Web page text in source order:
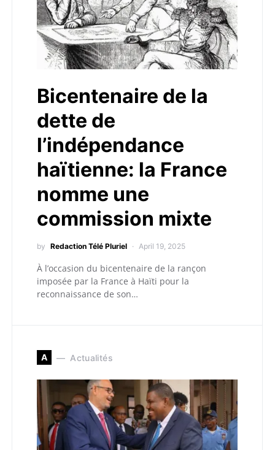
Bicentenaire de la
dette de
l’indépendance
haïtienne: la France
nomme une
commission mixte
by Redaction Télé Pluriel April 19, 2025
À l’occasion du bicentenaire de la rançon
imposée par la France à Haïti pour la
reconnaissance de son…
A Actualités